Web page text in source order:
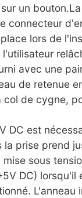
un
connecteur
lors de
avec une
de retenue
de cygne,
DC est
la prise prend
sous
DC) lorsqu'il
L'anneau